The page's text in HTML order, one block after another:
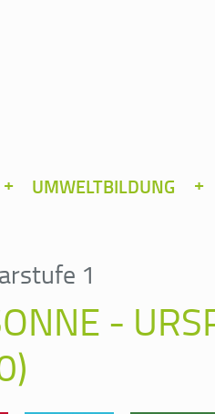
UMWELTBILDUNG
1
-